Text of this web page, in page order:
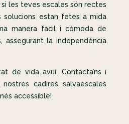
les teves escales són rectes
solucions estan fetes a mida
manera fàcil i còmoda de
assegurant la independència
de vida avui. Contacta’ns i
cadires salvaescales
accessible!